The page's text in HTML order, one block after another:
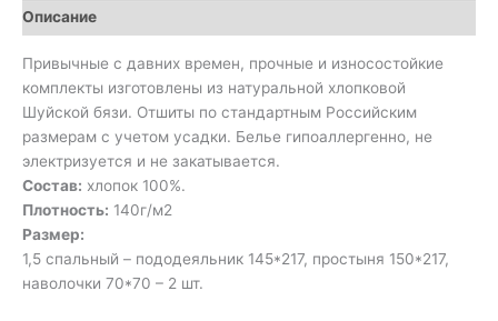
Описание
Привычные с давних времен, прочные и износостойкие
комплекты изготовлены из натуральной хлопковой
Шуйской бязи. Отшиты по стандартным Российским
размерам с учетом усадки. Белье гипоаллергенно, не
электризуется и не закатывается.
Состав: хлопок 100%.
Плотность: 140г/м2
Размер:
1,5 спальный – пододеяльник 145*217, простыня 150*217,
наволочки 70*70 – 2 шт.